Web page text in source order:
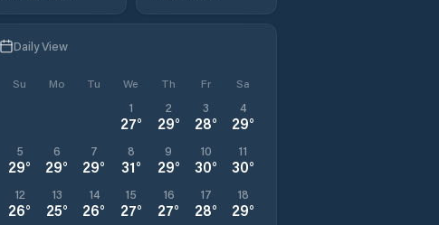
Daily View
Su Mo Tu We Th Fr Sa
1
27°
2
29°
3
28°
4
29°
5
29°
6
29°
7
29°
8
31°
9
29°
10
30°
11
30°
12
26°
13
25°
14
26°
15
27°
16
27°
17
28°
18
29°